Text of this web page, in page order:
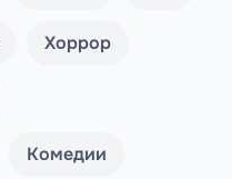
Хоррор
Комедии